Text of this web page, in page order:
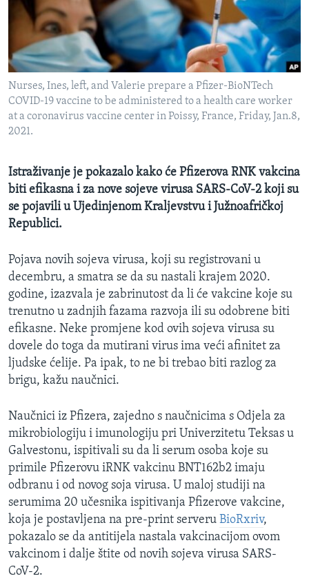
MAGAZIN
O GLASU AMERIKE
Learning English
PRATITE NAS
Jezici
Nurses, Ines, left, and Valerie prepare a Pfizer-BioNTech
COVID-19 vaccine to be administered to a health care worker
at a coronavirus vaccine center in Poissy, France, Friday, Jan.8,
2021.
Istraživanje je pokazalo kako će Pfizerova RNK vakcina
biti efikasna i za nove sojeve virusa SARS-CoV-2 koji su
se pojavili u Ujedinjenom Kraljevstvu i Južnoafričkoj
Republici.
Pojava novih sojeva virusa, koji su registrovani u
decembru, a smatra se da su nastali krajem 2020.
godine, izazvala je zabrinutost da li će vakcine koje su
trenutno u zadnjih fazama razvoja ili su odobrene biti
efikasne. Neke promjene kod ovih sojeva virusa su
dovele do toga da mutirani virus ima veći afinitet za
ljudske ćelije. Pa ipak, to ne bi trebao biti razlog za
brigu, kažu naučnici.
Naučnici iz Pfizera, zajedno s naučnicima s Odjela za
mikrobiologiju i imunologiju pri Univerzitetu Teksas u
Galvestonu, ispitivali su da li serum osoba koje su
primile Pfizerovu iRNK vakcinu BNT162b2 imaju
odbranu i od novog soja virusa. U maloj studiji na
serumima 20 učesnika ispitivanja Pfizerove vakcine,
koja je postavljena na pre-print serveru BioRxriv,
pokazalo se da antitijela nastala vakcinacijom ovom
vakcinom i dalje štite od novih sojeva virusa SARS-
CoV-2.